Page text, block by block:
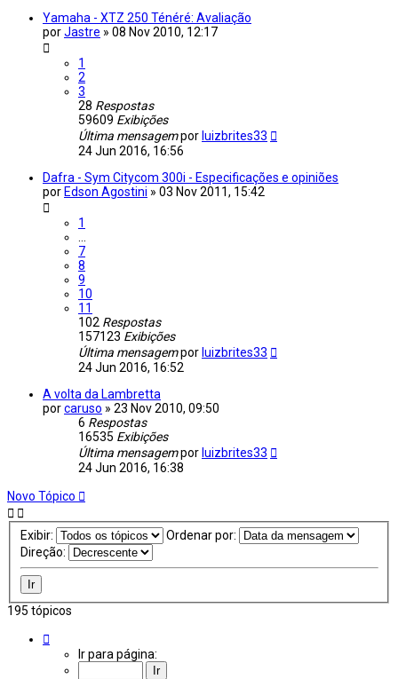
Yamaha - XTZ 250 Ténéré: Avaliação
porJastre » 08 Nov 2010, 12:17
1
2
3
28 Respostas
59609 Exibições
Última mensagempor luizbrites33
24 Jun 2016, 16:56
Dafra - Sym Citycom 300i - Especificações e opiniões
por Edson Agostini » 03 Nov 2011, 15:42
1
…
7
8
9
10
11
102 Respostas
157123 Exibições
Última mensagempor luizbrites33
24 Jun 2016, 16:52
A volta da Lambretta
porcaruso » 23 Nov 2010, 09:50
6 Respostas
16535 Exibições
Última mensagempor luizbrites33
24 Jun 2016, 16:38
Novo Tópico
Exibir:
Ordenar por:
Direção:
195 tópicos
Ir para página: